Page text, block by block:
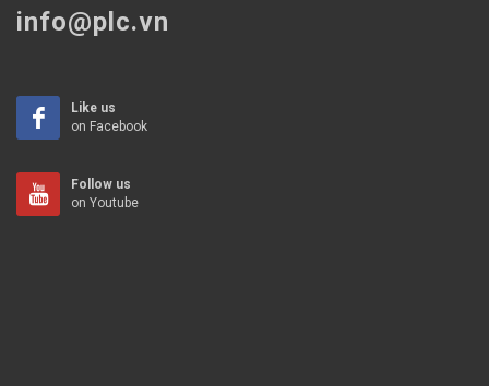
info@plc.vn
Like us
on Facebook
Follow us
on Youtube